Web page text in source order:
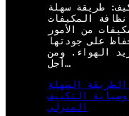
طريقة سهلة
المكيفات
من الأمور
على جودتها
الهواء. ومن
أجل…
السهلة
التكييف
المنزلي